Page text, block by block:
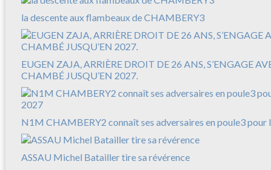
la descente aux flambeaux de CHAMBERY3
EUGEN ZAJA, ARRIÈRE DROIT DE 26 ANS, S’ENGAGE
CHAMBÉ JUSQU’EN 2027.
N1M CHAMBERY2 connaît ses adversaires en poule3 pour
ASSAU Michel Batailler tire sa révérence